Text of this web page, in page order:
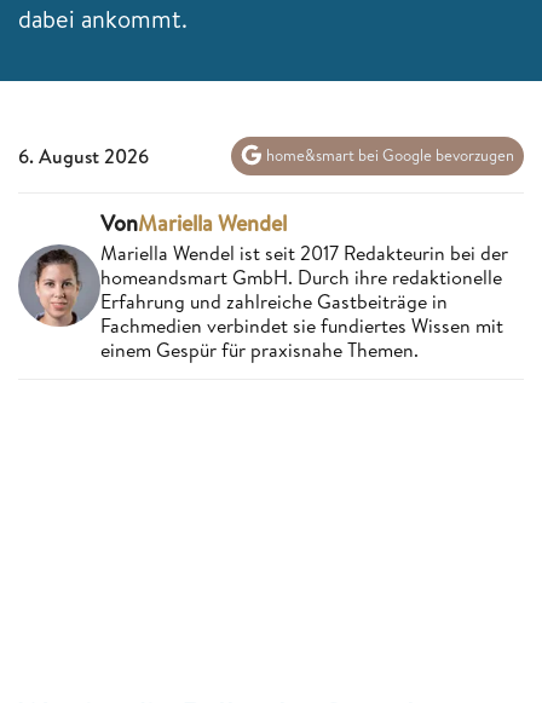
dabei ankommt.
6. August 2026 home&smart bei Google bevorzugen
VonMariella Wendel
Mariella Wendel ist seit 2017 Redakteurin bei der
homeandsmart GmbH. Durch ihre redaktionelle
Erfahrung und zahlreiche Gastbeiträge in
Fachmedien verbindet sie fundiertes Wissen mit
einem Gespür für praxisnahe Themen.